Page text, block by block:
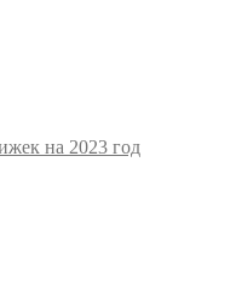
на 2023 год